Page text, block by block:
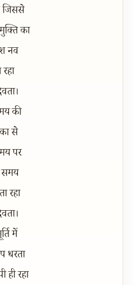
जिससे
का
नव
की
से
पर
रहा
में
धरता
ही रहा